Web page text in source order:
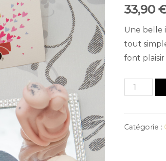
33,90
Une belle
tout
font plaisir
quantité
love
Catégorie :